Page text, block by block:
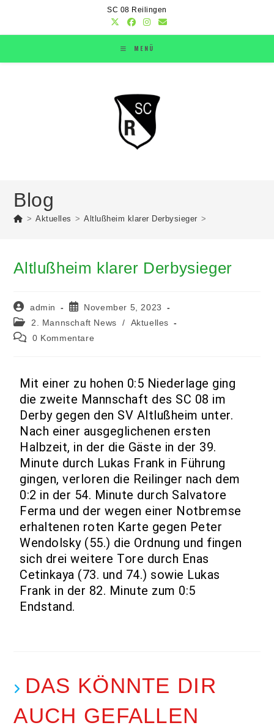
SC 08 Reilingen
MENÜ
Blog
> Aktuelles > Altlußheim klarer Derbysieger >
Altlußheim klarer Derbysieger
admin
November 5, 2023
2. Mannschaft News
/
Aktuelles
0 Kommentare
Mit einer zu hohen 0:5 Niederlage ging
die zweite Mannschaft des SC 08 im
Derby gegen den SV Altlußheim unter.
Nach einer ausgeglichenen ersten
Halbzeit, in der die Gäste in der 39.
Minute durch Lukas Frank in Führung
gingen, verloren die Reilinger nach dem
0:2 in der 54. Minute durch Salvatore
Ferma und der wegen einer Notbremse
erhaltenen roten Karte gegen Peter
Wendolsky (55.) die Ordnung und fingen
sich drei weitere Tore durch Enas
Cetinkaya (73. und 74.) sowie Lukas
Frank in der 82. Minute zum 0:5
Endstand.
DAS KÖNNTE DIR
AUCH GEFALLEN